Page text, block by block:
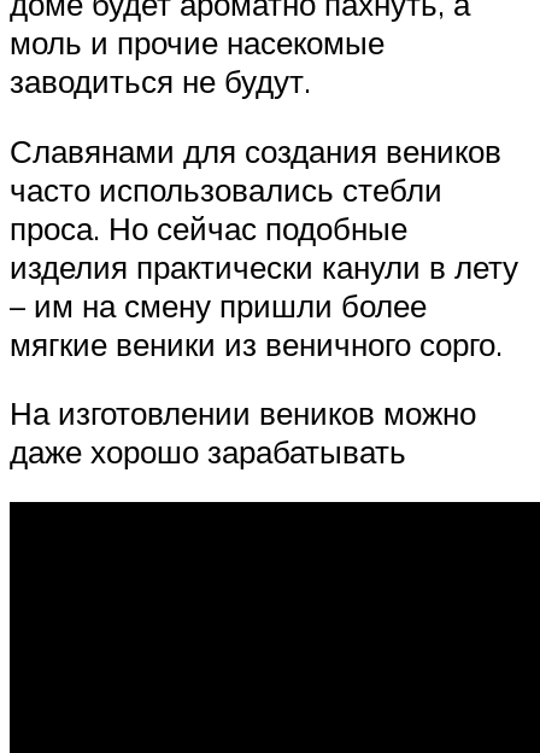
моль и прочие насекомые
заводиться не будут.
Славянами для создания веников
часто использовались стебли
проса. Но сейчас подобные
изделия практически канули в лету
– им на смену пришли более
мягкие веники из веничного сорго.
На изготовлении веников можно
даже хорошо зарабатывать